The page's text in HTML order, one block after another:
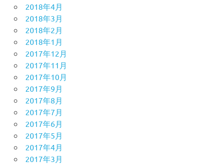
2018年4月
2018年3月
2018年2月
2018年1月
2017年12月
2017年11月
2017年10月
2017年9月
2017年8月
2017年7月
2017年6月
2017年5月
2017年4月
2017年3月